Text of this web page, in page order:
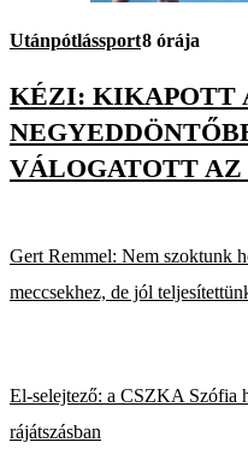
Utánpótlássport8 órája
KÉZI: KIKAPOTT
VÁLOGATOTT AZ
Gert Remmel: Nem szoktunk
meccsekhez, de jól
El-selejtező: a CSZKA Szófia
rájátszásban